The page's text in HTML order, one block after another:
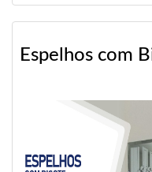
Espelhos com